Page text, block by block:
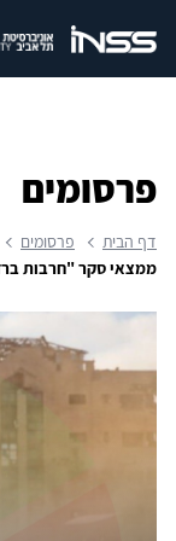
פרסומים
דף הבית פרסומים
ממצאי סקר "חרבות